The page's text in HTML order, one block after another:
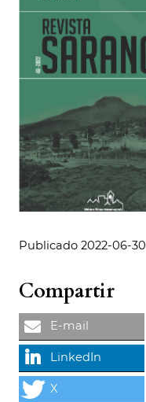
Publicado 2022-06-30
Compartir